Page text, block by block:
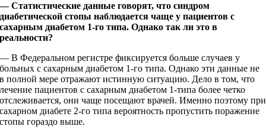
— Статистические данные говорят, что синдром
диабетической стопы наблюдается чаще у пациентов с
сахарным диабетом 1‑го типа. Однако так ли это в
реальности?
— В Федеральном регистре фиксируется больше случаев у
больных с сахарным диабетом 1‑го типа. Однако эти данные не
в полной мере отражают истинную ситуацию. Дело в том, что
лечение пациентов с сахарным диабетом 1‑типа более четко
отслеживается, они чаще посещают врачей. Именно поэтому при
сахарном диабете 2‑го типа вероятность пропустить поражение
стопы гораздо выше.